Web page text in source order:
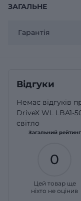
ЗАГАЛЬНЕ
Гарантія
Відгуки
Немає відгуків
DriveX WL LBA1-
світло
Загальний рейтинг
0
Цей товар ще
ніхто не оцінив